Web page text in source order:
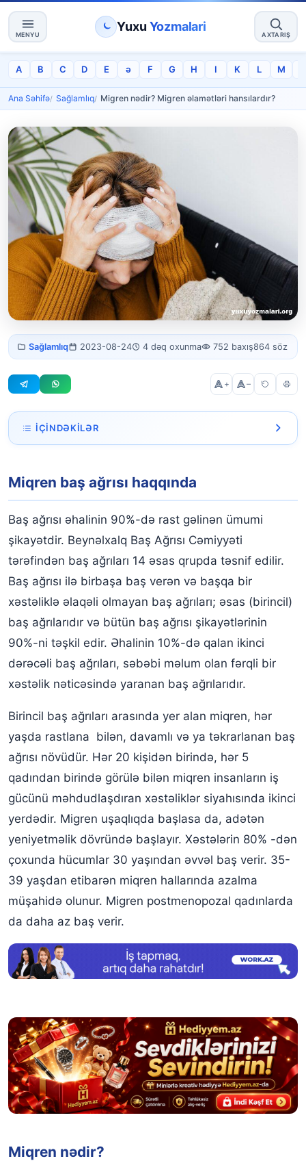
MENYU
Yuxu Yozmalari
AXTARIŞ
A B C D E ə F G H I K L M
Ana Səhifə Sağlamlıq Migren nədir? Migren əlamətləri hansılardır?
Migren nədir? Migren əlamətləri
hansılardır?
Sağlamlıq 2023-08-24 4 dəq oxunma 752 baxış864 söz
+ –
İÇINDƏKILƏR
Miqren nədir?
Migrenin növləri hansılardır?
Aurasız Migren
Xroniki Migren
Migrenə nə səbəb olur?
Miqren baş ağrısı haqqında
Baş ağrısı əhalinin 90%-də rast gəlinən ümumi
şikayətdir. Beynəlxalq Baş Ağrısı Cəmiyyəti
tərəfindən baş ağrıları 14 əsas qrupda təsnif edilir.
Baş ağrısı ilə birbaşa baş verən və başqa bir
xəstəliklə əlaqəli olmayan baş ağrıları; əsas (birincil)
baş ağrılarıdır və bütün baş ağrısı şikayətlərinin
90%-ni təşkil edir. Əhalinin 10%-də qalan ikinci
dərəcəli baş ağrıları, səbəbi məlum olan fərqli bir
xəstəlik nəticəsində yaranan baş ağrılarıdır.
Birincil baş ağrıları arasında yer alan miqren, hər
yaşda rastlana bilən, davamlı və ya təkrarlanan baş
ağrısı növüdür. Hər 20 kişidən birində, hər 5
qadından birində görülə bilən miqren insanların iş
gücünü məhdudlaşdıran xəstəliklər siyahısında ikinci
yerdədir. Migren uşaqlıqda başlasa da, adətən
yeniyetməlik dövründə başlayır. Xəstələrin 80% -dən
çoxunda hücumlar 30 yaşından əvvəl baş verir. 35-
39 yaşdan etibarən miqren hallarında azalma
müşahidə olunur. Migren postmenopozal qadınlarda
da daha az baş verir.
Miqren nədir?